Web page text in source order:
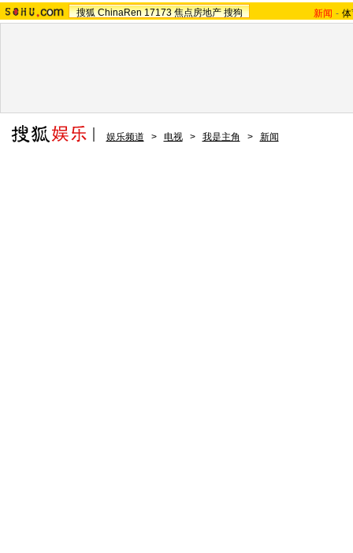
搜狐 ChinaRen 17173 焦点房地产 搜狗 新闻 -
娱乐频道 > 电视 > 我是主角 > 新闻